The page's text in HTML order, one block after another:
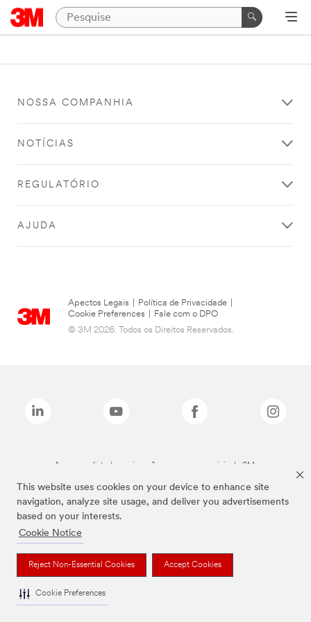
This website uses cookies on your device to enhance site
navigation, analyze site usage, and deliver you advertisements
based on your interests.
Cookie Notice
Reject Non-Essential Cookies Accept Cookies
Cookie Preferences
NOSSA COMPANHIA
NOTÍCIAS
REGULATÓRIO
AJUDA
Apectos Legais Política de Privacidade
Cookie Preferences
Fale com o DPO
© 3M 2026. Todos os Direitos Reservados.
As marcas listadas a cima são marcas comerciais da 3M.